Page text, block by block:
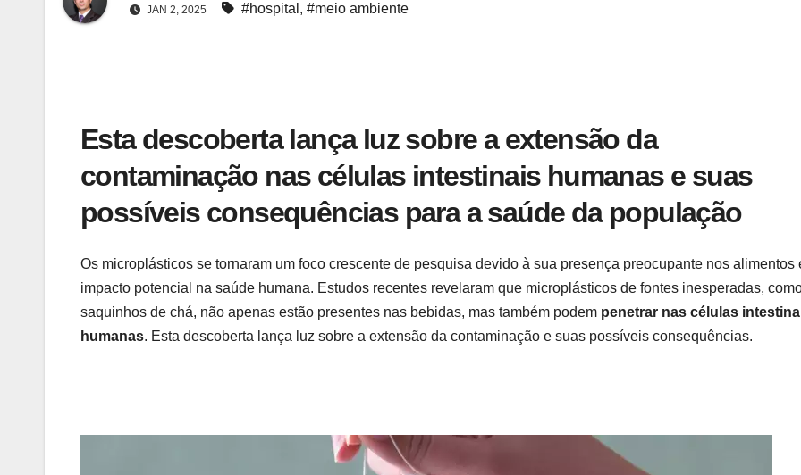
JAN 2, 2025 #hospital , #meio ambiente
Esta descoberta lança luz sobre a extensão da
contaminação nas células intestinais humanas e suas
possíveis consequências para a saúde da população
Os microplásticos se tornaram um foco crescente de pesquisa devido à sua presença preocupante nos alimentos
impacto potencial na saúde humana. Estudos recentes revelaram que microplásticos de fontes inesperadas,
saquinhos de chá, não apenas estão presentes nas bebidas, mas também podem penetrar nas células
humanas. Esta descoberta lança luz sobre a extensão da contaminação e suas possíveis consequências.